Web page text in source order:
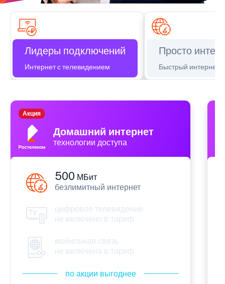
Лидеры подключений
Интернет с телевидением
Просто
Быстрый интернет
Домашний интернет
технологии доступа
Акция
500 МБит
безлимитный интернет
цифровое телевидение
не включено в тариф
мобильная связь
не включена в тариф
по акции выгоднее